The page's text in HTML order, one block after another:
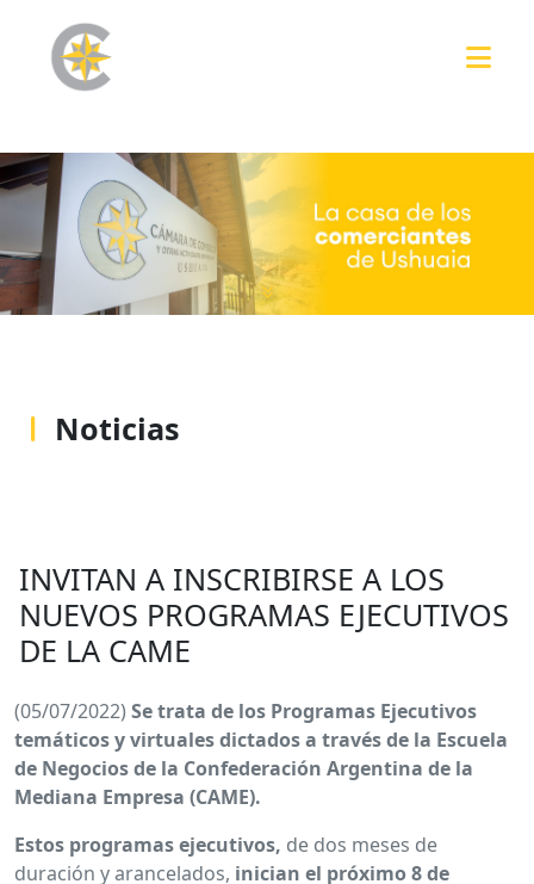
Noticias
INVITAN A INSCRIBIRSE A LOS
NUEVOS PROGRAMAS EJECUTIVOS
DE LA CAME
(05/07/2022) Se trata de los Programas Ejecutivos
temáticos y virtuales dictados a través de la Escuela
de Negocios de la Confederación Argentina de la
Mediana Empresa (CAME).
Estos programas ejecutivos, de dos meses de
duración y arancelados, inician el próximo 8 de